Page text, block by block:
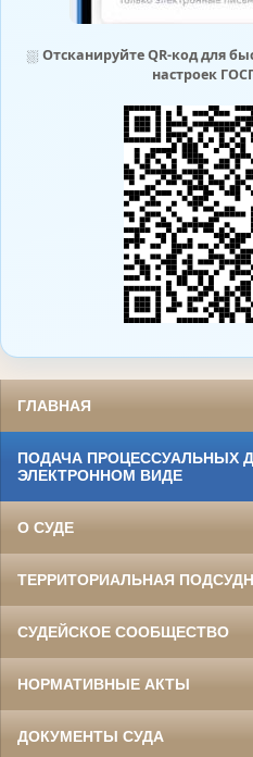
⛆ Отсканируйте QR-код для
настроек
ГЛАВНАЯ
ПОДАЧА ПРОЦЕССУАЛЬНЫХ
ЭЛЕКТРОННОМ ВИДЕ
О СУДЕ
ТЕРРИТОРИАЛЬНАЯ
СУДЕЙСКОЕ СООБЩЕСТВО
НОРМАТИВНЫЕ АКТЫ
ДОКУМЕНТЫ СУДА